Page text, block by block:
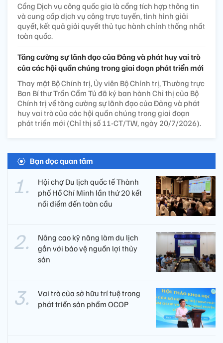
Cổng Dịch vụ công quốc gia là cổng tích hợp thông tin
và cung cấp dịch vụ công trực tuyến, tình hình giải
quyết, kết quả giải quyết thủ tục hành chính thống nhất
toàn quốc.
Tăng cường sự lãnh đạo của Đảng và phát huy vai trò
của các hội quần chúng trong giai đoạn phát triển mới
Thay mặt Bộ Chính trị, Ủy viên Bộ Chính trị, Thường trực
Ban Bí thư Trần Cẩm Tú đã ký ban hành Chỉ thị của Bộ
Chính trị về tăng cường sự lãnh đạo của Đảng và phát
huy vai trò của các hội quần chúng trong giai đoạn
phát triển mới (Chỉ thị số 11-CT/TW, ngày 20/7/2026).
Bạn đọc quan tâm
Hội chợ Du lịch quốc tế Thành
phố Hồ Chí Minh lần thứ 20 kết
nối điểm đến toàn cầu
Nâng cao kỹ năng làm du lịch
gắn với bảo vệ nguồn lợi thủy
sản
Vai trò của sở hữu trí tuệ trong
phát triển sản phẩm OCOP